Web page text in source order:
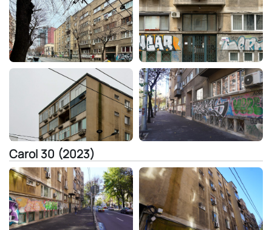
Carol 30 (2023)